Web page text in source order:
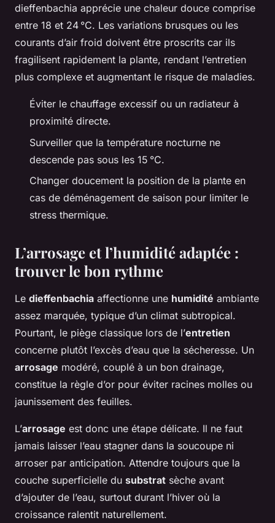
dieffenbachia apprécie une chaleur douce comprise
entre 18 et 24 °C. Les variations brusques ou les
courants d’air froid doivent être proscrits car ils
fragilisent rapidement la plante, rendant l’entretien
plus complexe et augmentant le risque de maladies.
Éviter le chauffage excessif ou un radiateur à
proximité directe.
Surveiller que la température nocturne ne
descende pas sous les 15 °C.
Changer doucement la position de la plante en
cas de déménagement de saison pour limiter le
stress thermique.
L’arrosage et l’humidité adaptée :
trouver le bon rythme
Le dieffenbachia affectionne une humidité ambiante
assez marquée, typique d’un climat subtropical.
Pourtant, le piège classique lors de l’entretien
concerne plutôt l’excès d’eau que la sécheresse. Un
arrosage modéré, couplé à un bon drainage,
constitue la règle d’or pour éviter racines molles ou
jaunissement des feuilles.
L’arrosage est donc une étape délicate. Il ne faut
jamais laisser l’eau stagner dans la soucoupe ni
arroser par anticipation. Attendre toujours que la
couche superficielle du substrat sèche avant
d’ajouter de l’eau, surtout durant l’hiver où la
croissance ralentit naturellement.